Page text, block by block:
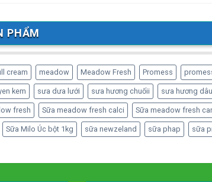
PHẨM
cream meadow Meadow Fresh Promess
kem sưa dưa lưới sưa hương chuốii sưa hương dâu
fresh Sữa meadow fresh calci Sữa meadow fresh
Sữa Milo Úc bột 1kg sữa newzeland sữa phap sữa